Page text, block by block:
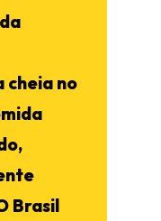
cheia no
Brasil